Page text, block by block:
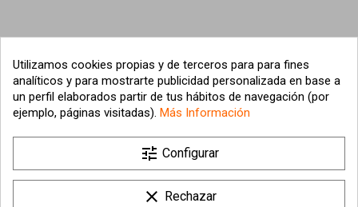
Utilizamos cookies propias y de terceros para para fines
analíticos y para mostrarte publicidad personalizada en base a
un perfil elaborados partir de tus hábitos de navegación (por
ejemplo, páginas visitadas). Más Información
tune Configurar
clear Rechazar